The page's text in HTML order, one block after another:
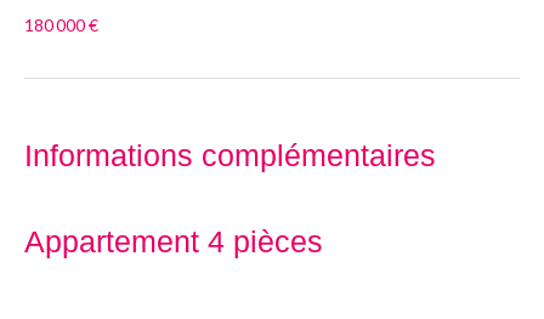
180 000 €
Informations complémentaires
Appartement 4 pièces